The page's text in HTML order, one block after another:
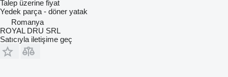
Talep üzerine fiyat
Yedek parça - döner yatak
Romanya
ROYAL DRU SRL
Satıcıyla iletişime geç